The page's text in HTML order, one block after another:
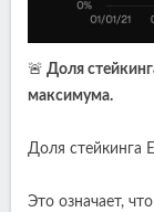
🚨 Доля
максимума.
Доля стейкинга
Это означает,